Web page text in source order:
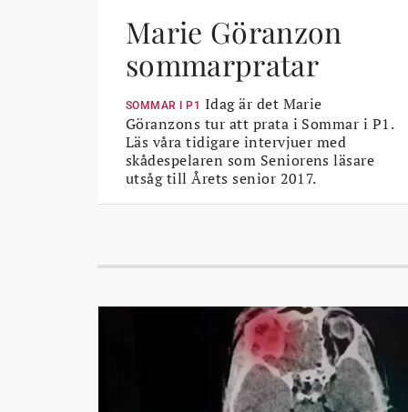
Marie Göranzon
sommarpratar
SOMMAR I P1 Idag är det Marie
Göranzons tur att prata i Sommar i P1.
Läs våra tidigare intervjuer med
skådespelaren som Seniorens läsare
utsåg till Årets senior 2017.